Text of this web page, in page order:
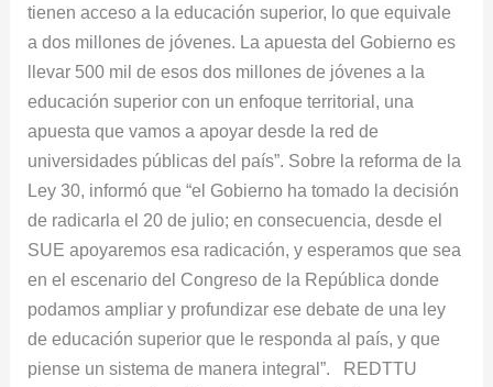
tienen acceso a la educación superior, lo que equivale
a dos millones de jóvenes. La apuesta del Gobierno es
llevar 500 mil de esos dos millones de jóvenes a la
educación superior con un enfoque territorial, una
apuesta que vamos a apoyar desde la red de
universidades públicas del país”. Sobre la reforma de la
Ley 30, informó que “el Gobierno ha tomado la decisión
de radicarla el 20 de julio; en consecuencia, desde el
SUE apoyaremos esa radicación, y esperamos que sea
en el escenario del Congreso de la República donde
podamos ampliar y profundizar ese debate de una ley
de educación superior que le responda al país, y que
piense un sistema de manera integral”. REDTTU